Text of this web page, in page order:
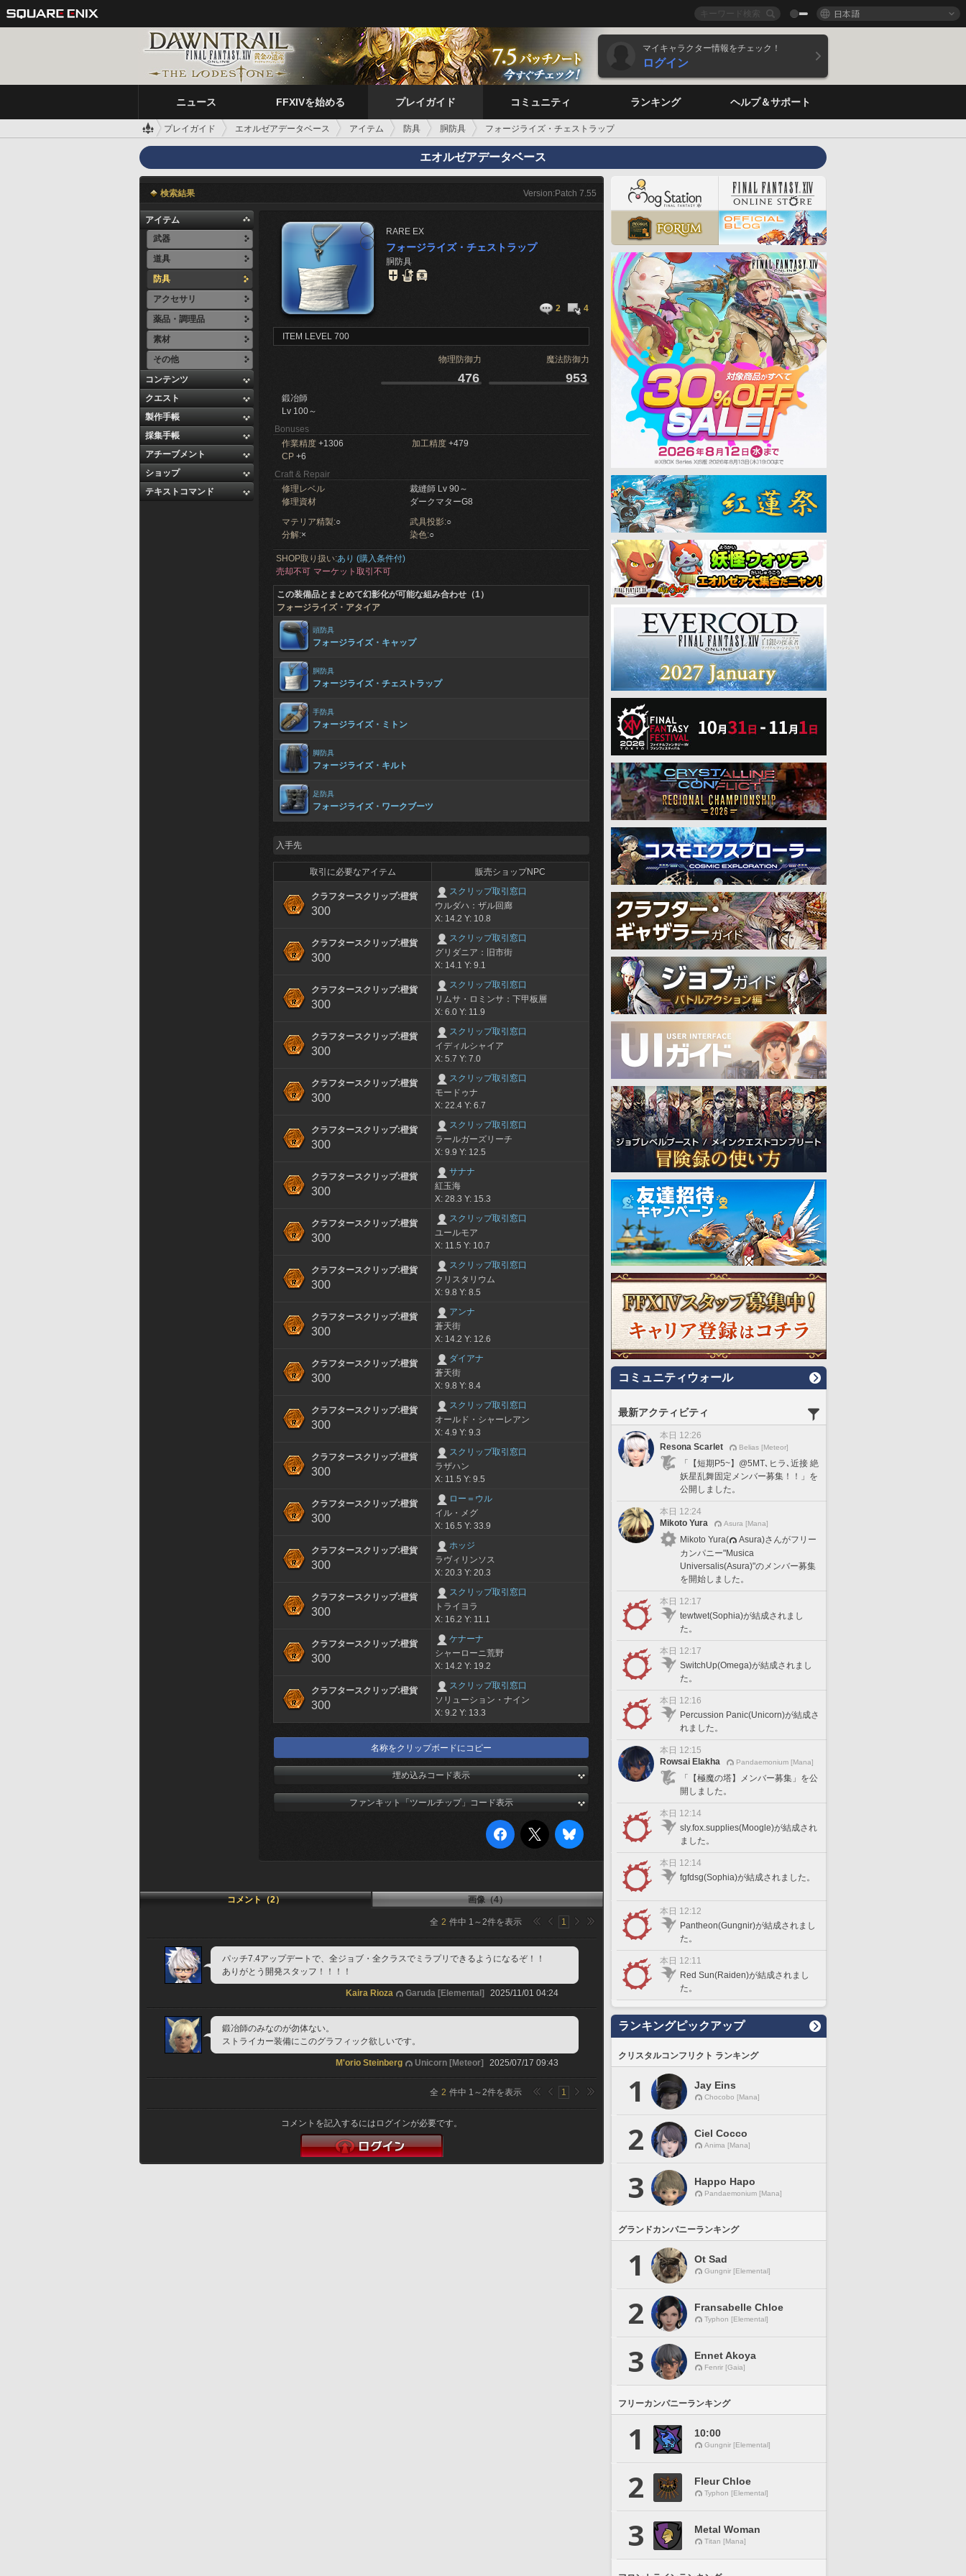
日本語
マイキャラクター情報をチェック！
ログイン
ニュース FFXIVを始める プレイガイド コミュニティ ランキング ヘルプ＆サポート
プレイガイド エオルゼアデータベース アイテム 防具 胴防具 フォージライズ・チェストラップ
エオルゼアデータベース
検索結果 Version:Patch 7.55
アイテム
武器
道具
防具
アクセサリ
薬品・調理品
素材
その他
コンテンツ
クエスト
製作手帳
採集手帳
アチーブメント
ショップ
テキストコマンド
RARE EX
フォージライズ・チェストラップ
胴防具
2 4
ITEM LEVEL 700
物理防御力 魔法防御力
476 953
鍛冶師
Lv 100～
Bonuses
作業精度 +1306 加工精度 +479
CP +6
Craft & Repair
修理レベル
裁縫師 Lv 90～
修理資材
ダークマターG8
マテリア精製:○ 武具投影:○
分解:× 染色:○
SHOP取り扱い:あり (購入条件付)
売却不可 マーケット取引不可
この装備品とまとめて幻影化が可能な組み合わせ（1）
フォージライズ・アタイア
頭防具
フォージライズ・キャップ
胴防具
フォージライズ・チェストラップ
手防具
フォージライズ・ミトン
脚防具
フォージライズ・キルト
足防具
フォージライズ・ワークブーツ
入手先
取引に必要なアイテム 販売ショップNPC
クラフタースクリップ:橙貨
300
スクリップ取引窓口
ウルダハ：ザル回廊
X: 14.2 Y: 10.8
クラフタースクリップ:橙貨
300
スクリップ取引窓口
グリダニア：旧市街
X: 14.1 Y: 9.1
クラフタースクリップ:橙貨
300
スクリップ取引窓口
リムサ・ロミンサ：下甲板層
X: 6.0 Y: 11.9
クラフタースクリップ:橙貨
300
スクリップ取引窓口
イディルシャイア
X: 5.7 Y: 7.0
クラフタースクリップ:橙貨
300
スクリップ取引窓口
モードゥナ
X: 22.4 Y: 6.7
クラフタースクリップ:橙貨
300
スクリップ取引窓口
ラールガーズリーチ
X: 9.9 Y: 12.5
クラフタースクリップ:橙貨
300
サナナ
紅玉海
X: 28.3 Y: 15.3
クラフタースクリップ:橙貨
300
スクリップ取引窓口
ユールモア
X: 11.5 Y: 10.7
クラフタースクリップ:橙貨
300
スクリップ取引窓口
クリスタリウム
X: 9.8 Y: 8.5
クラフタースクリップ:橙貨
300
アンナ
蒼天街
X: 14.2 Y: 12.6
クラフタースクリップ:橙貨
300
ダイアナ
蒼天街
X: 9.8 Y: 8.4
クラフタースクリップ:橙貨
300
スクリップ取引窓口
オールド・シャーレアン
X: 4.9 Y: 9.3
クラフタースクリップ:橙貨
300
スクリップ取引窓口
ラザハン
X: 11.5 Y: 9.5
クラフタースクリップ:橙貨
300
ロー＝ウル
イル・メグ
X: 16.5 Y: 33.9
クラフタースクリップ:橙貨
300
ホッジ
ラヴィリンソス
X: 20.3 Y: 20.3
クラフタースクリップ:橙貨
300
スクリップ取引窓口
トライヨラ
X: 16.2 Y: 11.1
クラフタースクリップ:橙貨
300
ケナーナ
シャーローニ荒野
X: 14.2 Y: 19.2
クラフタースクリップ:橙貨
300
スクリップ取引窓口
ソリューション・ナイン
X: 9.2 Y: 13.3
名称をクリップボードにコピー
埋め込みコード表示
ファンキット「ツールチップ」コード表示
コメント（2） 画像（4）
全 2 件中 1 ～2件を表示 1
パッチ7.4アップデートで、全ジョブ・全クラスでミラプリできるようになるぞ！！
ありがとう開発スタッフ！！！！
Kaira Rioza Garuda [Elemental] 2025/11/01 04:24
鍛冶師のみなのが勿体ない。
ストライカー装備にこのグラフィック欲しいです。
M'orio Steinberg Unicorn [Meteor] 2025/07/17 09:43
全 2 件中 1 ～ 2件を表示 1
コメントを記入するにはログインが必要です。
コミュニティウォール
最新アクティビティ
本日 12:26
Resona Scarlet
Belias [Meteor]
「【短期P5~】@5MT､ヒラ､近接 絶
妖星乱舞固定メンバー募集！！」を
公開しました。
本日 12:24
Mikoto Yura
Asura [Mana]
Mikoto Yura(
Asura)さんがフリー
カンパニー"Musica
Universalis(Asura)"のメンバー募集
を開始しました。
本日 12:17
tewtwet(Sophia)が結成されまし
た。
本日 12:17
SwitchUp(Omega)が結成されまし
た。
本日 12:16
Percussion Panic(Unicorn)が結成さ
れました。
本日 12:15
Rowsai Elakha
Pandaemonium [Mana]
「【極魔の塔】メンバー募集」を公
開しました。
本日 12:14
sly.fox.supplies(Moogle)が結成され
ました。
本日 12:14
fgfdsg(Sophia)が結成されました。
本日 12:12
Pantheon(Gungnir)が結成されまし
た。
本日 12:11
Red Sun(Raiden)が結成されまし
た。
ランキングピックアップ
クリスタルコンフリクト ランキング
1 Jay Eins
Chocobo [Mana]
2 Ciel Cocco
Anima [Mana]
3 Happo Hapo
Pandaemonium [Mana]
グランドカンパニーランキング
1 Ot Sad
Gungnir [Elemental]
2 Fransabelle Chloe
Typhon [Elemental]
3 Ennet Akoya
Fenrir [Gaia]
フリーカンパニーランキング
1 10:00
Gungnir [Elemental]
2 Fleur Chloe
Typhon [Elemental]
3 Metal Woman
Titan [Mana]